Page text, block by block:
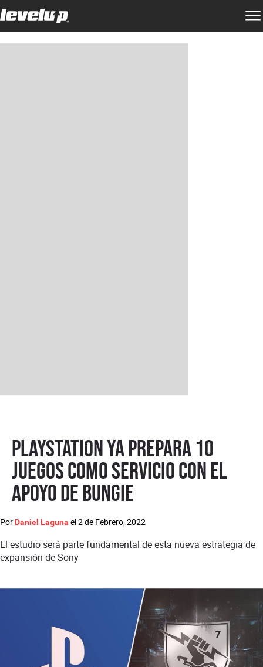
PlayStation ya prepara 10
juegos como servicio con el
apoyo de Bungie
Por Daniel Laguna el2 de Febrero, 2022
El estudio será parte fundamental de esta nueva estrategia de
expansión de Sony